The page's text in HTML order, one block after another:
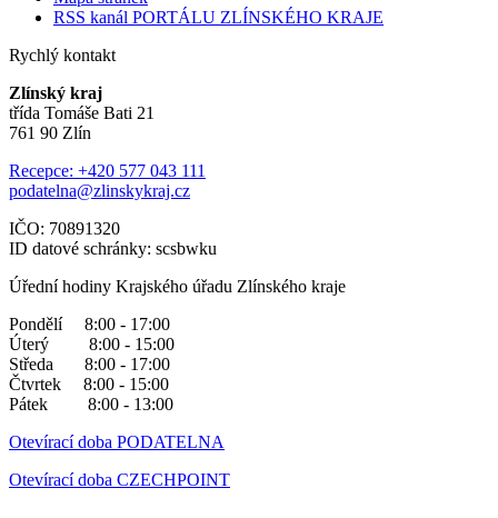
RSS kanál PORTÁLU ZLÍNSKÉHO KRAJE
Rychlý kontakt
Zlínský kraj
třída Tomáše Bati 21
761 90 Zlín
Recepce: +420 577 043 111
podatelna@zlinskykraj.cz
IČO: 70891320
ID datové schránky: scsbwku
Úřední hodiny Krajského úřadu Zlínského kraje
Pondělí 8:00 - 17:00
Úterý 8:00 - 15:00
Středa 8:00 - 17:00
Čtvrtek 8:00 - 15:00
Pátek 8:00 - 13:00
Otevírací doba PODATELNA
Otevírací doba CZECHPOINT